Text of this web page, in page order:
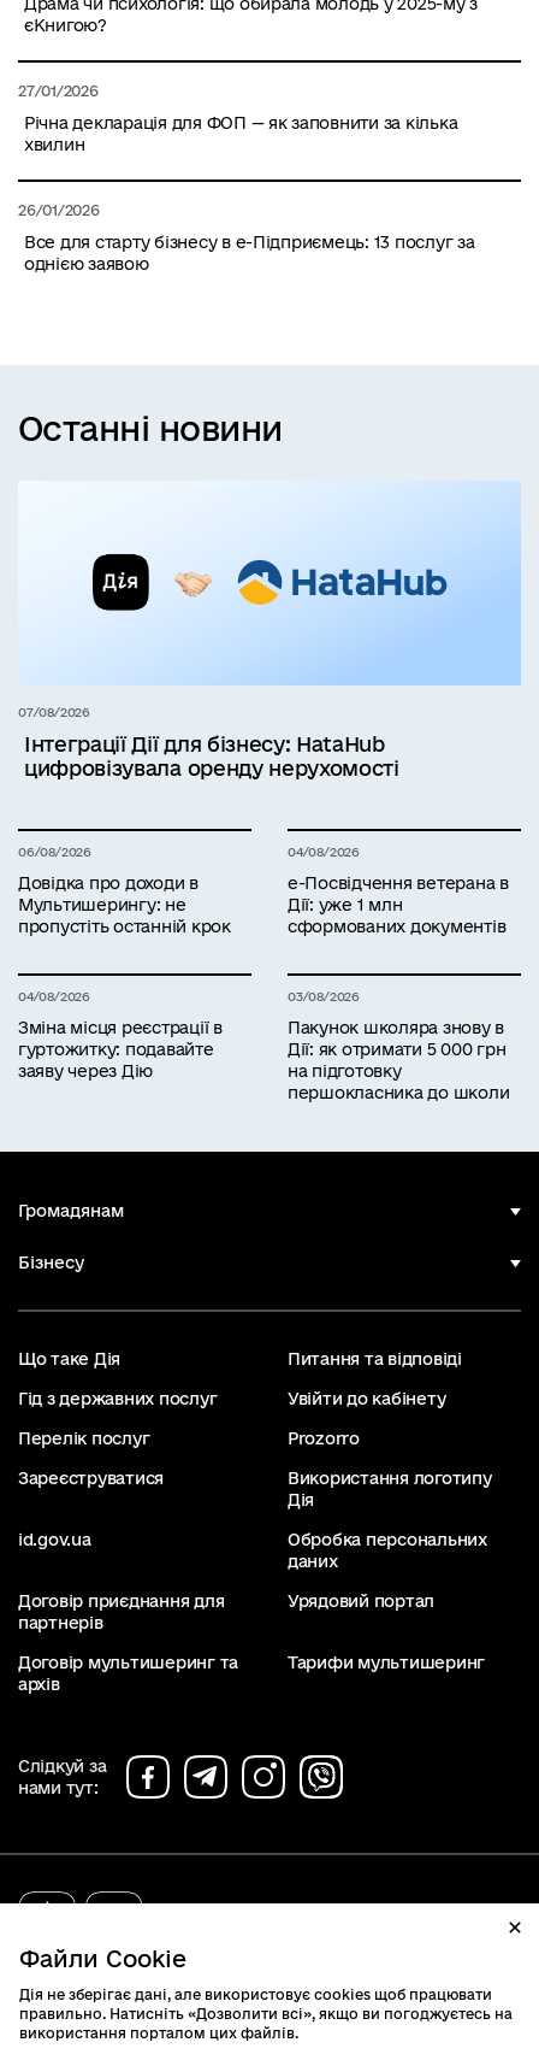
Файли Cookie
Дія не зберігає дані, але використовує cookies щоб працювати
правильно. Натисніть «Дозволити всі», якщо ви погоджуєтесь на
використання порталом цих файлів.
єКнигою?
27/01/2026
Річна декларація для ФОП — як заповнити за кілька
хвилин
26/01/2026
Все для старту бізнесу в е-Підприємець: 13 послуг за
однією заявою
Останні новини
07/08/2026
Інтеграції Дії для бізнесу: HataHub
цифровізувала оренду нерухомості
06/08/2026
Довідка про доходи в
Мультишерингу: не
пропустіть останній крок
04/08/2026
е-Посвідчення ветерана в
Дії: уже 1 млн
сформованих документів
04/08/2026
Зміна місця реєстрації в
гуртожитку: подавайте
заяву через Дію
03/08/2026
Пакунок школяра знову в
Дії: як отримати 5 000 грн
на підготовку
першокласника до школи
Громадянам
Бізнесу
Що таке Дія Питання та відповіді
Гід з державних послуг Увійти до кабінету
Перелік послуг Prozorro
Зареєструватися
Використання логотипу
Дія
id.gov.ua
Обробка персональних
даних
Договір приєднання для
партнерів
Урядовий портал
Договір мультишеринг та
архів
Тарифи мультишеринг
Слідкуй за
нами тут: